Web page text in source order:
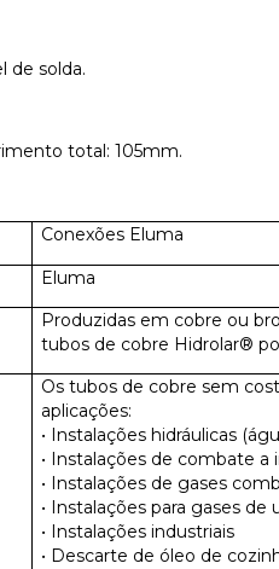
de solda.
total: 105mm.
Conexões Eluma
Eluma
Produzidas em cobre ou
tubos de cobre Hidrolar®
Os tubos de cobre sem
aplicações:
• Instalações hidráulicas
• Instalações de combate a
• Instalações de gases
• Instalações para gases
• Instalações industriais
• Descarte de óleo de